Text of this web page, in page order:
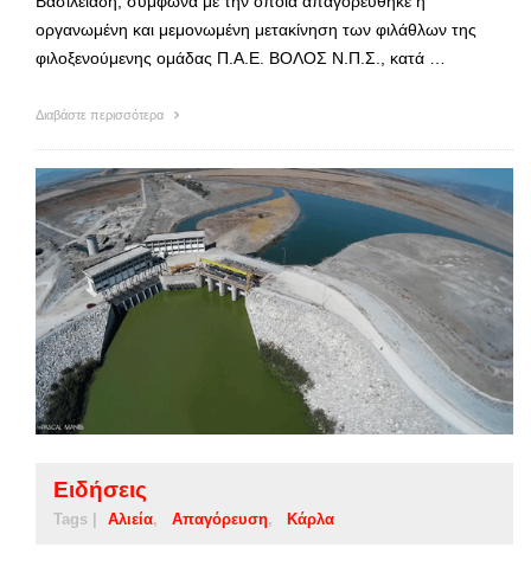
οργανωμένη και μεμονωμένη μετακίνηση των φιλάθλων της
φιλοξενούμενης ομάδας Π.Α.Ε. ΒΟΛΟΣ Ν.Π.Σ., κατά …
Διαβάστε περισσότερα
Ειδήσεις
Tags | Αλιεία Απαγόρευση Κάρλα